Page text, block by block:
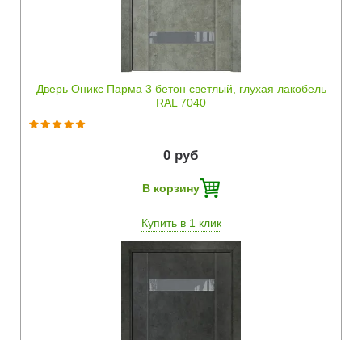
Дверь Оникс Парма 3 бетон светлый, глухая лакобель
RAL 7040
0 руб
В корзину
Купить в 1 клик